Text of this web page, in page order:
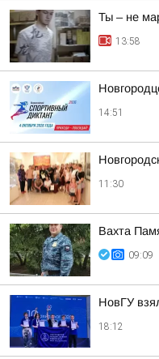
Ты – не
13:58
14:51
11:30
Вахта
09:09
НовГУ
18:12